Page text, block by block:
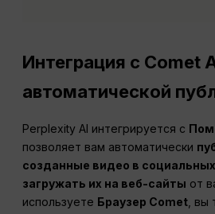
Интеграция с Comet
автоматической
Perplexity AI интегрируется с
позволяет вам автоматически
созданные видео в
загружать их на веб-сайты от
используете Браузер Comet ,